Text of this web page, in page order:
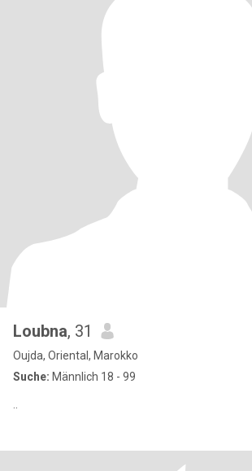
Loubna, 31
Oujda, Oriental, Marokko
Suche: Männlich 18 - 99